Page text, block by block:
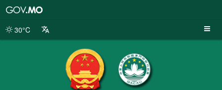
da
30°C